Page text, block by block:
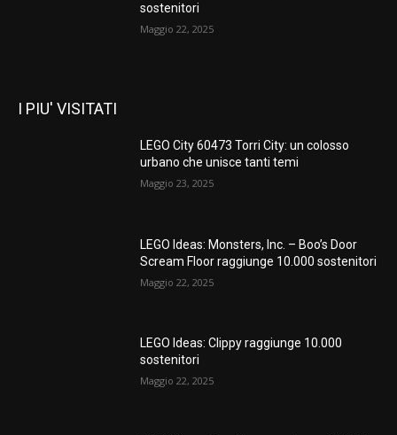
sostenitori
Maggio 22, 2025
I PIU' VISITATI
LEGO City 60473 Torri City: un colosso
urbano che unisce tanti temi
Maggio 23, 2025
LEGO Ideas: Monsters, Inc. – Boo’s Door
Scream Floor raggiunge 10.000 sostenitori
Maggio 22, 2025
LEGO Ideas: Clippy raggiunge 10.000
sostenitori
Maggio 22, 2025